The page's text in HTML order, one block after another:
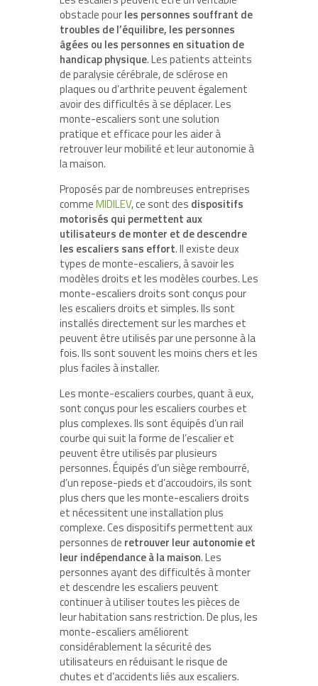
obstacle pourles personnes souffrant de
troubles de l’équilibre, les personnes
âgées ou les personnes en situation de
handicap physique. Les patients atteints
de paralysie cérébrale, de sclérose en
plaques ou d’arthrite peuvent également
avoir des difficultés à se déplacer. Les
monte-escaliers sont une solution
pratique et efficace pour les aider à
retrouver leur mobilité et leur autonomie à
la maison.
Proposés par de nombreuses entreprises
commeMIDILEV, ce sont des dispositifs
motorisés qui permettent aux
utilisateurs de monter et de descendre
les escaliers sans effort. Il existe deux
types de monte-escaliers, à savoir les
modèles droits et les modèles courbes. Les
monte-escaliers droits sont conçus pour
les escaliers droits et simples. Ils sont
installés directement sur les marches et
peuvent être utilisés par une personne à la
fois. Ils sont souvent les moins chers et les
plus faciles à installer.
Les monte-escaliers courbes, quant à eux,
sont conçus pour les escaliers courbes et
plus complexes. Ils sont équipés d’un rail
courbe qui suit la forme de l’escalier et
peuvent être utilisés par plusieurs
personnes. Équipés d’un siège rembourré,
d’un repose-pieds et d’accoudoirs, ils sont
plus chers que les monte-escaliers droits
et nécessitent une installation plus
complexe. Ces dispositifs permettent aux
personnes de retrouver leur autonomie et
leur indépendance à la maison. Les
personnes ayant des difficultés à monter
et descendre les escaliers peuvent
continuer à utiliser toutes les pièces de
leur habitation sans restriction. De plus, les
monte-escaliers améliorent
considérablement la sécurité des
utilisateurs en réduisant le risque de
chutes et d’accidents liés aux escaliers.